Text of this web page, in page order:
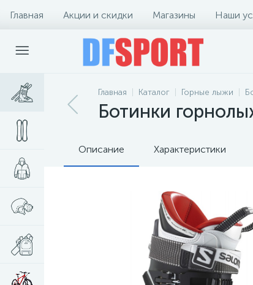
Главная Акции и скидки Магазины Наши
Главная Каталог Горные лыжи
Ботинки
Описание Характеристики